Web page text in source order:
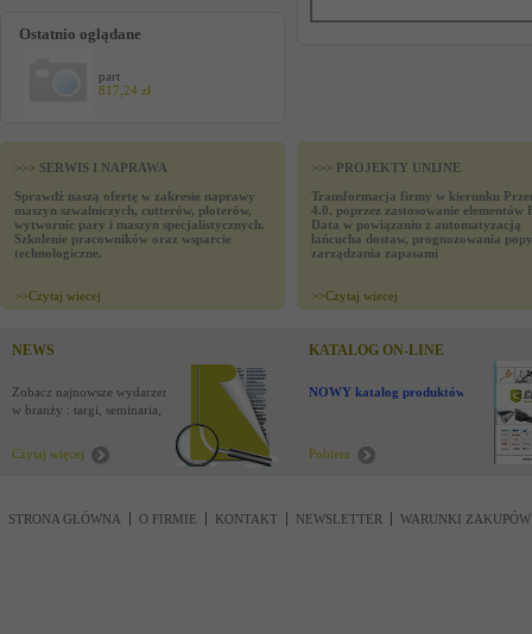
Ostatnio oglądane
part
817,24 zł
>>> SERWIS I NAPRAWA
Sprawdź naszą ofertę w zakresie naprawy
maszyn szwalniczych, cutterów, ploterów,
wytwornic pary i maszyn specjalistycznych.
Szkolenie pracowników oraz wsparcie
technologiczne.
>>Czytaj wiecej
>>> PROJEKTY UNIJNE
Transformacja firmy w kierunku
4.0. poprzez zastosowanie elementów
Data w powiązaniu z automatyzacją
łańcucha dostaw, prognozowania
zarządzania zapasami
>>Czytaj wiecej
NEWS
Zobacz najnowsze wydarzenia
w branży : targi, seminaria,
Czytaj więcej
KATALOG ON-LINE
NOWY katalog produktów !
Pobierz
STRONA GŁÓWNA O FIRMIE KONTAKT NEWSLETTER WARUNKI ZAKUPÓW